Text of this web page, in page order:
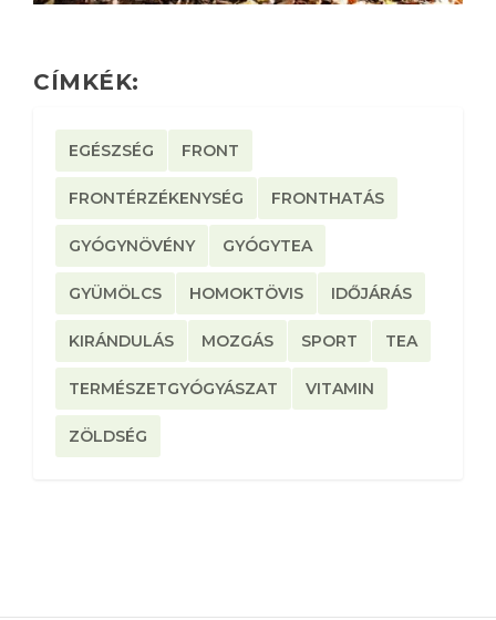
CÍMKÉK:
EGÉSZSÉG FRONT
FRONTÉRZÉKENYSÉG FRONTHATÁS
GYÓGYNÖVÉNY GYÓGYTEA
GYÜMÖLCS HOMOKTÖVIS IDŐJÁRÁS
KIRÁNDULÁS MOZGÁS SPORT TEA
TERMÉSZETGYÓGYÁSZAT VITAMIN
ZÖLDSÉG